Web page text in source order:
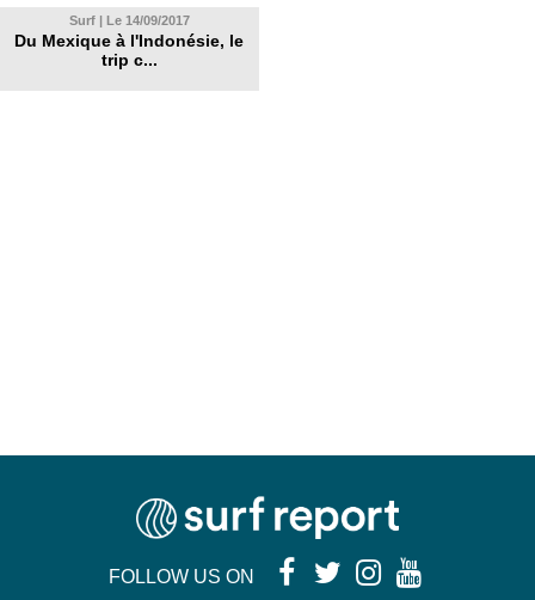
Surf | Le 14/09/2017
Du Mexique à l'Indonésie, le
trip c...
FOLLOW US ON